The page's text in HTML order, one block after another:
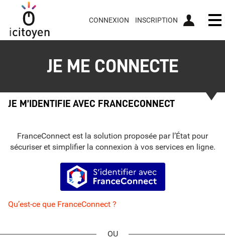
CONNEXION INSCRIPTION
JE ME CONNECTE
JE M’IDENTIFIE AVEC FRANCECONNECT
FranceConnect est la solution proposée par l’État pour
sécuriser et simplifier la connexion à vos services en ligne.
S’identifier avec FranceConnect
Qu’est-ce que FranceConnect ?